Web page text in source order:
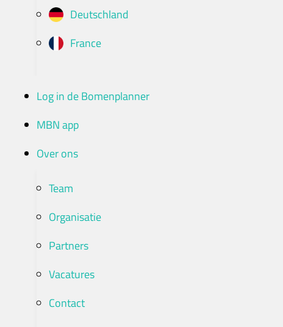
Deutschland
France
Log in de Bomenplanner
MBN app
Over ons
Team
Organisatie
Partners
Vacatures
Contact